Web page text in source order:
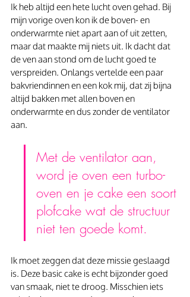
Ik heb altijd een hete lucht oven gehad. Bij
mijn vorige oven kon ik de boven- en
onderwarmte niet apart aan of uit zetten,
maar dat maakte mij niets uit. Ik dacht dat
de ven aan stond om de lucht goed te
verspreiden. Onlangs vertelde een paar
bakvriendinnen en een kok mij, dat zij bijna
altijd bakken met allen boven en
onderwarmte en dus zonder de ventilator
aan.
Met de ventilator aan,
word je oven een turbo-
oven en je cake een soort
plofcake wat de structuur
niet ten goede komt.
Ik moet zeggen dat deze missie geslaagd
is. Deze basic cake is echt bijzonder goed
van smaak, niet te droog. Misschien iets